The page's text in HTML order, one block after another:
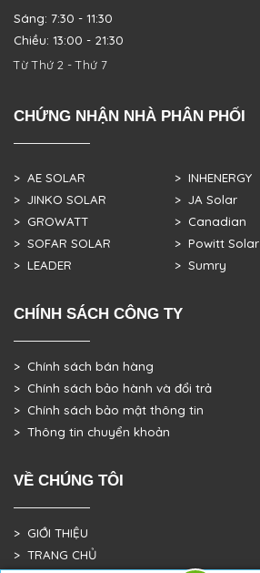
Sáng: 7:30 - 11:30
Chiều: 13:00 - 21:30
Từ Thứ 2 - Thứ 7
CHỨNG NHẬN NHÀ PHÂN PHỐI
> AE SOLAR
> JINKO SOLAR
> GROWATT
> SOFAR SOLAR
> LEADER
> INHENERGY
> JA Solar
> Canadian
> Powitt Solar
> Sumry
CHÍNH SÁCH CÔNG TY
> Chính sách bán hàng
> Chính sách bảo hành và đổi trả
> Chính sách bảo mật thông tin
> Thông tin chuyển khoản
VỀ CHÚNG TÔI
> GIỚI THIỆU
> TRANG CHỦ